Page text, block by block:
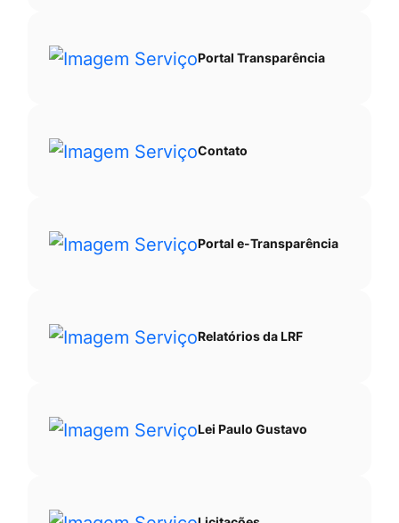
Portal Transparência
Contato
Portal e-Transparência
Relatórios da LRF
Lei Paulo Gustavo